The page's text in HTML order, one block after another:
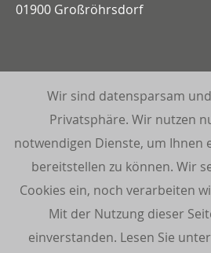
01900 Großröhrsdorf
Datenschutzerklärung
Kundenstimmen:
5 Sterne aus 3 Bewertungen
Wir sind datensparsam
Privatsphäre. Wir nutzen
notwendigen Dienste, um Ihnen
bereitstellen zu können. Wir
Cookies ein, noch verarbeiten
Mit der Nutzung dieser
einverstanden. Lesen Sie
Wir sind datensparsam
Privatsphäre. Wir nutzen
notwendigen Dienste, um Ihnen
bereitstellen zu können. Wir
Cookies ein, noch verarbeiten
Mit der Nutzung dieser
einverstanden. Lesen Sie